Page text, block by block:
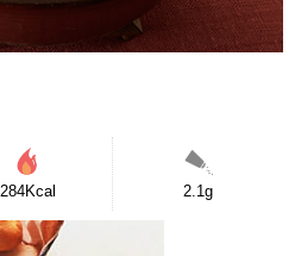
284Kcal 2.1g